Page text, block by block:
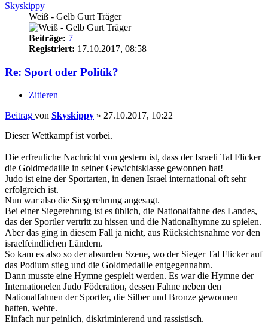
Skyskippy
Weiß - Gelb Gurt Träger
Beiträge: 7
Registriert: 17.10.2017, 08:58
Re: Sport oder Politik?
Zitieren
Beitrag von Skyskippy » 27.10.2017, 10:22
Dieser Wettkampf ist vorbei.
Die erfreuliche Nachricht von gestern ist, dass der Israeli Tal Flicker
die Goldmedaille in seiner Gewichtsklasse gewonnen hat!
Judo ist eine der Sportarten, in denen Israel international oft sehr
erfolgreich ist.
Nun war also die Siegerehrung angesagt.
Bei einer Siegerehrung ist es üblich, die Nationalfahne des Landes,
das der Sportler vertritt zu hissen und die Nationalhymne zu spielen.
Aber das ging in diesem Fall ja nicht, aus Rücksichtsnahme vor den
israelfeindlichen Ländern.
So kam es also so der absurden Szene, wo der Sieger Tal Flicker auf
das Podium stieg und die Goldmedaille entgegennahm.
Dann musste eine Hymne gespielt werden. Es war die Hymne der
Internationelen Judo Föderation, dessen Fahne neben den
Nationalfahnen der Sportler, die Silber und Bronze gewonnen
hatten, wehte.
Einfach nur peinlich, diskriminierend und rassistisch.